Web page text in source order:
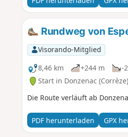
Rundweg von
Visorando-Mitglied
8,46 km
+244 m -
Start in Donzenac (Corrèze)
Die Route verläuft ab
PDF herunterladen GPX